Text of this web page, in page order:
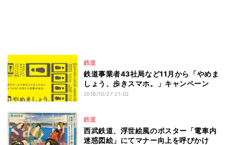
鉄道
鉄道事業者43社局など11月から「やめま
しょう、歩きスマホ。」キャンペーン
2016/10/27 21:02
鉄道
西武鉄道、浮世絵風のポスター「電車内
迷惑図絵」にてマナー向上を呼びかけ